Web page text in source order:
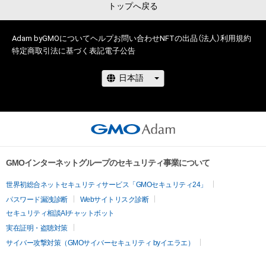
トップへ戻る
Adam byGMOについてヘルプお問い合わせNFTの出品（法人）利用規約
特定商取引法に基づく表記電子公告
GMOインターネットグループのセキュリティ事業について
世界初総合ネットセキュリティサービス「GMOセキュリティ24」
パスワード漏洩診断
Webサイトリスク診断
セキュリティ相談AIチャットボット
実在証明・盗聴対策
サイバー攻撃対策（GMOサイバーセキュリティ byイエラエ）